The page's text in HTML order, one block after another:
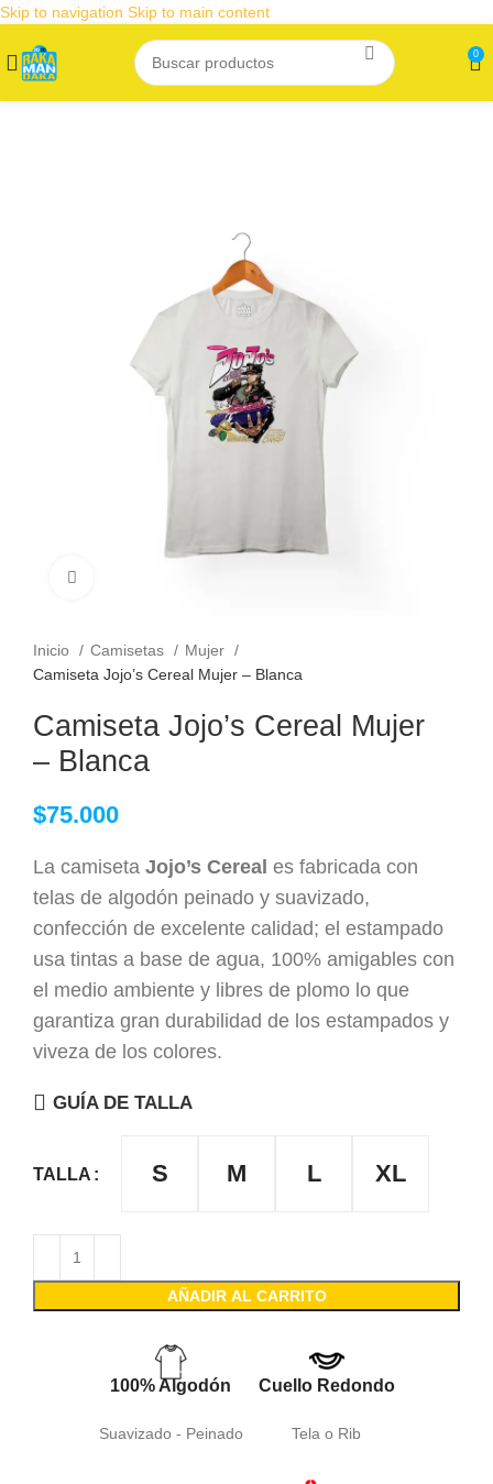
Skip to navigation Skip to main content
0
Inicio Camisetas
Mujer
Camiseta Jojo’s Cereal Mujer – Blanca
Camiseta Jojo’s Cereal Mujer
– Blanca
$75.000
La camiseta Jojo’s Cereal es fabricada con
telas de algodón peinado y suavizado,
confección de excelente calidad; el estampado
usa tintas a base de agua, 100% amigables con
el medio ambiente y libres de plomo lo que
garantiza gran durabilidad de los estampados y
viveza de los colores.
GUÍA DE TALLA
TALLA S M L XL
AÑADIR AL CARRITO
100% Algodón
Suavizado - Peinado
Cuello Redondo
Tela o Rib